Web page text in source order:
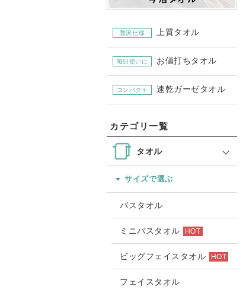
贅沢仕様 上質タオル
毎日使いに お値打ちタオル
コンパクト 速乾ガーゼタオル
カテゴリ一覧
タオル
サイズで選ぶ
バスタオル
ミニバスタオル HOT
ビッグフェイスタオル HOT
フェイスタオル